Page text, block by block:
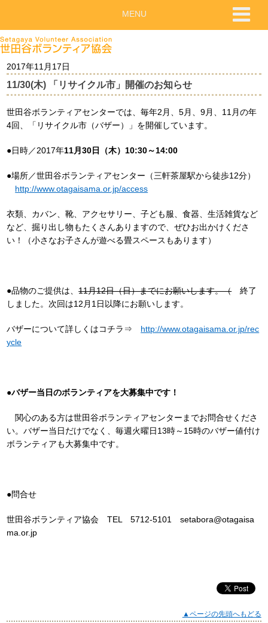
2017年11月17日
11/30(木) 「リサイクル市」開催のお知らせ
世田谷ボランティアセンターでは、毎年2月、5月、9月、11月の年
4回、「リサイクル市（バザー）」を開催しています。
●日時／2017年11月30日（木）10:30～14:00
●場所／世田谷ボランティアセンター（三軒茶屋駅から徒歩12分）
http://www.otagaisama.or.jp/access
衣類、カバン、靴、アクセサリー、子ども服、食器、生活雑貨など
など、掘り出し物もたくさんありますので、ぜひお出かけくださ
い！（小さなお子さんが遊べる畳スペースもあります）
●品物のご提供は、11月12日（日）までにお願いします。（終了
しました。次回は12月1日以降にお願いします。
バザーについて詳しくはコチラ⇒ http://www.otagaisama.or.jp/rec
ycle
●バザー当日のボランティアを大募集中です！
関心のある方は世田谷ボランティアセンターまでお問合せくださ
い。バザー当日だけでなく、毎週火曜日13時～15時のバザー値付け
ボランティアも大募集中です。
●問合せ
世田谷ボランティア協会 TEL 5712-5101 setabora@otagaisa
ma.or.jp
▲ページの先頭へもどる
MENU